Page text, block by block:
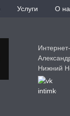
Услуги О
Нижний